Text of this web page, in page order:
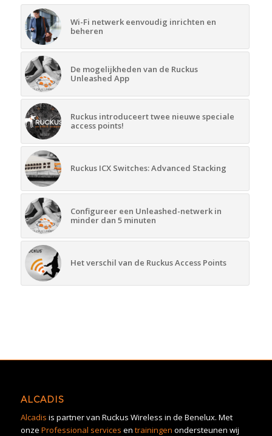
Wi-Fi netwerk eenvoudig inrichten en
beheren
De mogelijkheden van de Ruckus
Unleashed App
Ruckus introduceert twee nieuwe speciale
access points!
Ruckus ICX Switches: Advanced Stacking
Configureer een Unleashed-netwerk in
minder dan 5 minuten
Het verschil van de Ruckus Access Points
ALCADIS
Alcadis is partner van Ruckus Wireless in de Benelux. Met
onze Professional services en trainingen ondersteunen wij